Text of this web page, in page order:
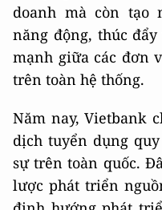
doanh mà còn tạo
năng động, thúc
mạnh giữa các đơn
trên toàn hệ thống.
Năm nay, Vietbank
dịch tuyển dụng
sự trên toàn quốc.
lược phát triển